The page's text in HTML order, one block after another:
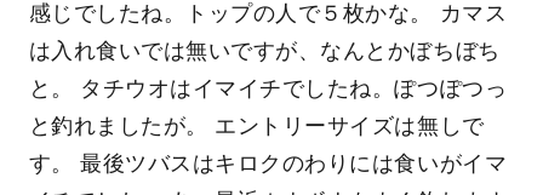
感じでしたね。トップの人で５枚かな。 カマス
は入れ食いでは無いですが、なんとかぼちぼち
と。 タチウオはイマイチでしたね。ぽつぽつっ
と釣れましたが。 エントリーサイズは無しで
す。 最後ツバスはキロクのわりには食いがイマ